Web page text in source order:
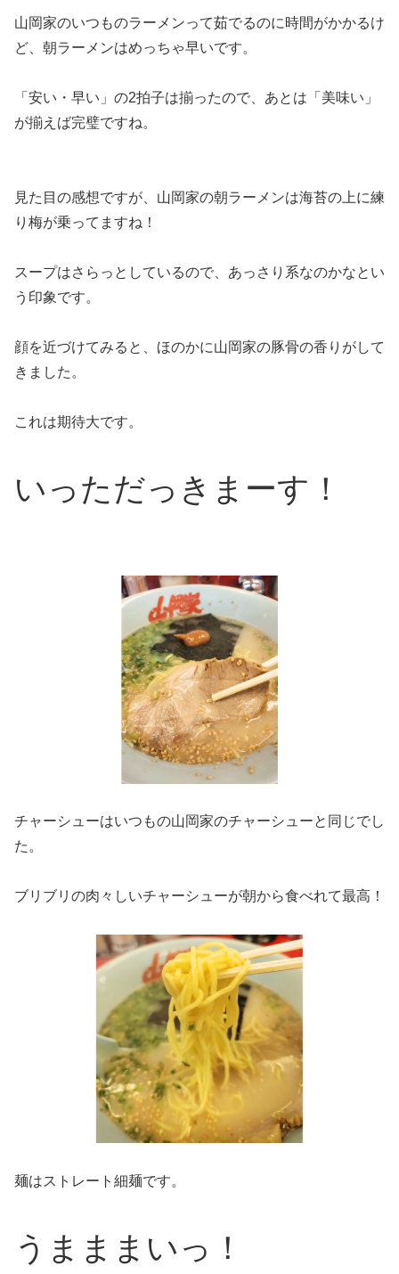
山岡家のいつものラーメンって茹でるのに時間がかかるけ
ど、朝ラーメンはめっちゃ早いです。
「安い・早い」の2拍子は揃ったので、あとは「美味い」
が揃えば完璧ですね。
見た目の感想ですが、山岡家の朝ラーメンは海苔の上に練
り梅が乗ってますね！
スープはさらっとしているので、あっさり系なのかなとい
う印象です。
顔を近づけてみると、ほのかに山岡家の豚骨の香りがして
きました。
これは期待大です。
いっただっきまーす！
チャーシューはいつもの山岡家のチャーシューと同じでし
た。
ブリブリの肉々しいチャーシューが朝から食べれて最高！
麺はストレート細麺です。
うまままいっ！